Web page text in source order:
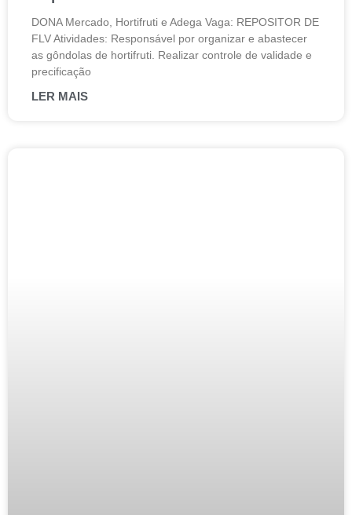
DONA Mercado, Hortifruti e Adega Vaga: REPOSITOR DE
FLV Atividades: Responsável por organizar e abastecer
as gôndolas de hortifruti. Realizar controle de validade e
precificação
LER MAIS